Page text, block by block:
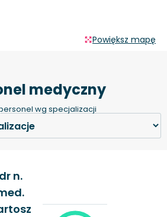
Powiększ mapę
medyczny
wg specjalizacji
dr n.